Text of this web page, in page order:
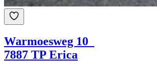
Warmoesweg 10
7887 TP Erica